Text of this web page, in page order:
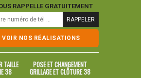
RAPPELLE GRATUITEMENT
VOIR NOS RÉALISATIONS
TAILLE
38
POSE ET CHANGEMENT
GRILLAGE ET CLÔTURE 38